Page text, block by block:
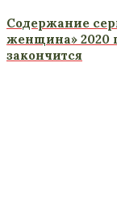
Содержание
женщина» 2020
закончится